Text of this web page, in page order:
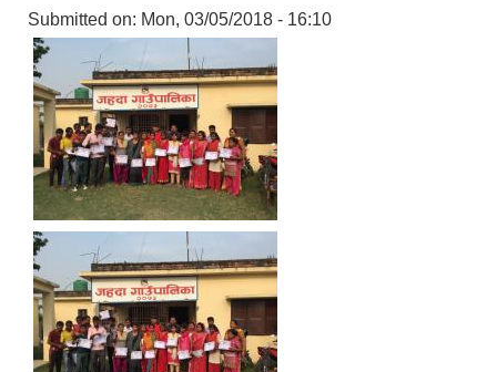
Submitted on: Mon, 03/05/2018 - 16:10